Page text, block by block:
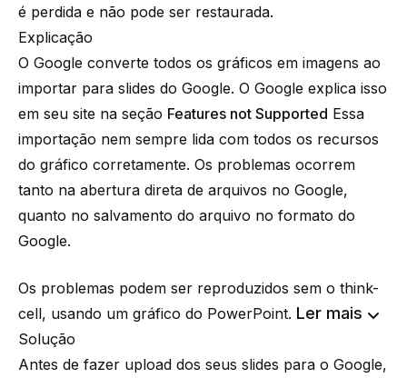
é perdida e não pode ser restaurada.
Explicação
O Google converte todos os gráficos em imagens ao
importar para slides do Google. O Google explica isso
em seu site na seção Features not Supported Essa
importação nem sempre lida com todos os recursos
do gráfico corretamente. Os problemas ocorrem
tanto na abertura direta de arquivos no Google,
quanto no salvamento do arquivo no formato do
Google.
Os problemas podem ser reproduzidos sem o think-
cell, usando um gráfico do PowerPoint. Ler mais
Solução
Antes de fazer upload dos seus slides para o Google,